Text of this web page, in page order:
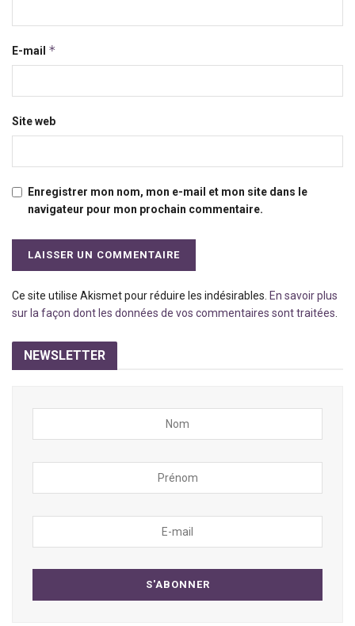
E-mail *
Site web
Enregistrer mon nom, mon e-mail et mon site dans le
navigateur pour mon prochain commentaire.
Ce site utilise Akismet pour réduire les indésirables. En savoir plus
sur la façon dont les données de vos commentaires sont traitées
NEWSLETTER